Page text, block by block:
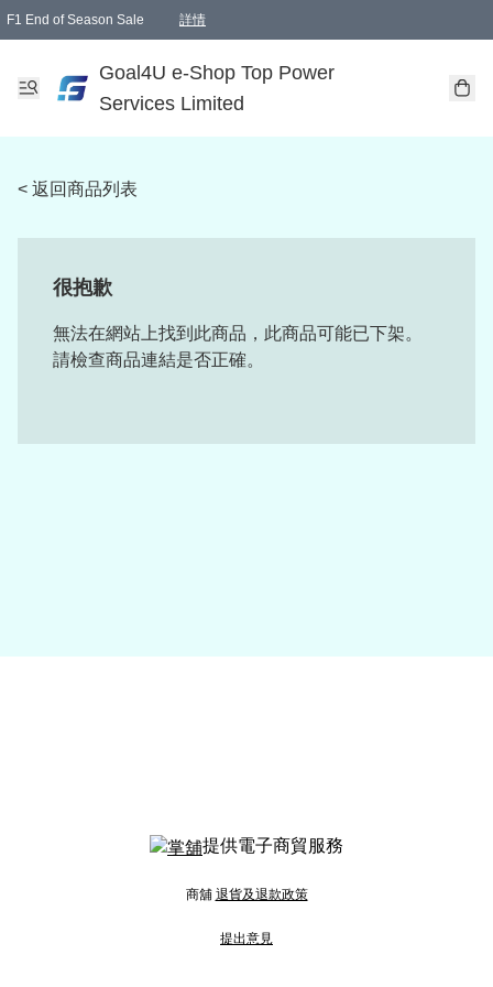
F1 End of Season Sale 詳情
Goal4U e-Shop Top Power
Services Limited
< 返回商品列表
很抱歉
無法在網站上找到此商品，此商品可能已下架。
請檢查商品連結是否正確。
提供電子商貿服務
商舖 退貨及退款政策
提出意見